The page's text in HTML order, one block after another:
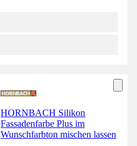
HORNBACH Silikon
Fassadenfarbe Plus im
Wunschfarbton mischen lassen